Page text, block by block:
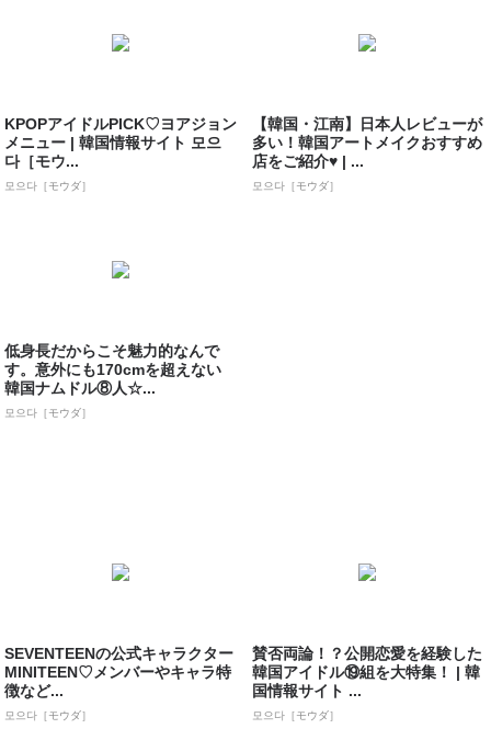
KPOPアイドルPICK♡ヨアジョン
メニュー | 韓国情報サイト 모으
다［モウ...
모으다［モウダ］
【韓国・江南】日本人レビューが
多い！韓国アートメイクおすすめ
店をご紹介♥ | ...
모으다［モウダ］
低身長だからこそ魅力的なんで
す。意外にも170cmを超えない
韓国ナムドル⑧人☆...
모으다［モウダ］
SEVENTEENの公式キャラクター
MINITEEN♡メンバーやキャラ特
徴など...
모으다［モウダ］
賛否両論！？公開恋愛を経験した
韓国アイドル⑲組を大特集！ | 韓
国情報サイト ...
모으다［モウダ］